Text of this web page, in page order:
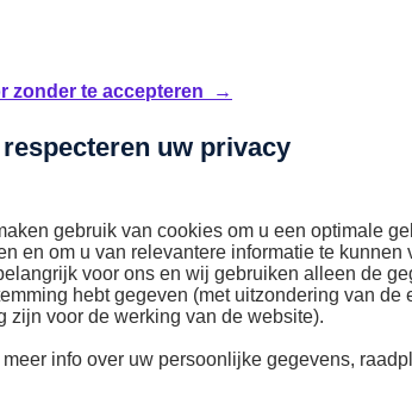
autoprofessional.
zonder te accepteren →
uw privacy
gebruik van cookies om u een optimale
en om u van relevantere informatie te kunnen
voor ons en wij gebruiken alleen de
hebt gegeven (met uitzondering van de
zijn voor de werking van de website).
meer info over uw persoonlijke gegevens,